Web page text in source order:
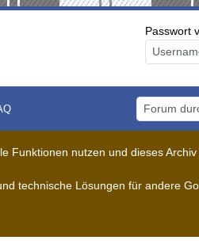
Passwort
Forum
Funktionen nutzen und dieses
technische Lösungen für andere